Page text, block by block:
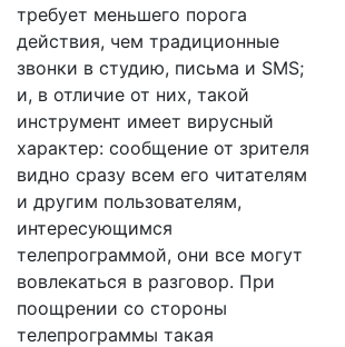
требует меньшего порога
действия, чем традиционные
звонки в студию, письма и SMS;
и, в отличие от них, такой
инструмент имеет вирусный
характер: сообщение от зрителя
видно сразу всем его читателям
и другим пользователям,
интересующимся
телепрограммой, они все могут
вовлекаться в разговор. При
поощрении со стороны
телепрограммы такая